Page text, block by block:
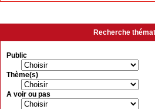
Recherche
Public
Thème(s)
A voir ou pas